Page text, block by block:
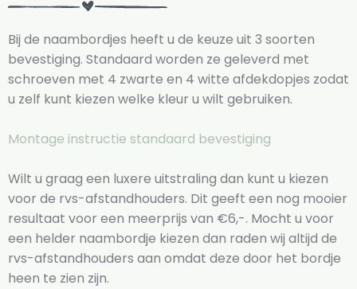
Bij de naambordjes heeft u de keuze uit 3 soorten
bevestiging. Standaard worden ze geleverd met
schroeven met 4 zwarte en 4 witte afdekdopjes zodat
u zelf kunt kiezen welke kleur u wilt gebruiken.
Montage instructie standaard bevestiging
Wilt u graag een luxere uitstraling dan kunt u kiezen
voor de rvs-afstandhouders. Dit geeft een nog mooier
resultaat voor een meerprijs van €6,-. Mocht u voor
een helder naambordje kiezen dan raden wij altijd de
rvs-afstandhouders aan omdat deze door het bordje
heen te zien zijn.